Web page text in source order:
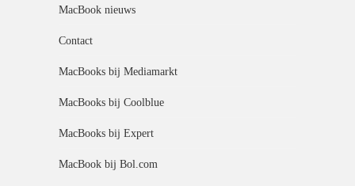
MacBook nieuws
Contact
MacBooks bij Mediamarkt
MacBooks bij Coolblue
MacBooks bij Expert
MacBook bij Bol.com